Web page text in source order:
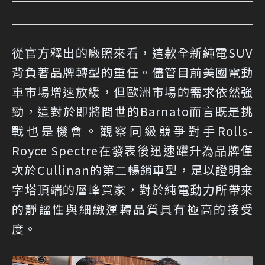
從官方釋出的廠照來看，這款全新純電SUV
背負著品牌轉型的重任。儘管目前美國電動
車市場增速放緩，但歐洲市場的需求依然強
勁，這對於即將問世的Barnato而言既是挑
戰也是機會。觀察同級競爭對手Rolls-
Royce Spectre在發表後迅速躍升為品牌僅
次於Cullinan的第二暢銷車型，足以證明金
字塔頂端的層峰買家，對於純電動力所帶來
的靜謐性與細緻運轉品質具有極高的接受
度。